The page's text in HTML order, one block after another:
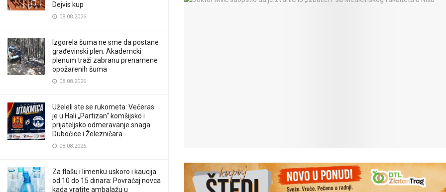
Dejvis kup
08.08.2026.
Izgorela šuma ne sme da postane
građevinski plen: Akademcki
plenum traži zabranu prenamene
opožarenih šuma
08.08.2026.
Uželeli ste se rukometa: Večeras
je u Hali „Partizan“ komšijsko i
prijateljsko odmeravanje snaga
Dubočice i Železničara
08.08.2026.
Za flašu i limenku uskoro i kaucija
od 10 do 15 dinara: Povraćaj novca
kada vratite ambalažu u